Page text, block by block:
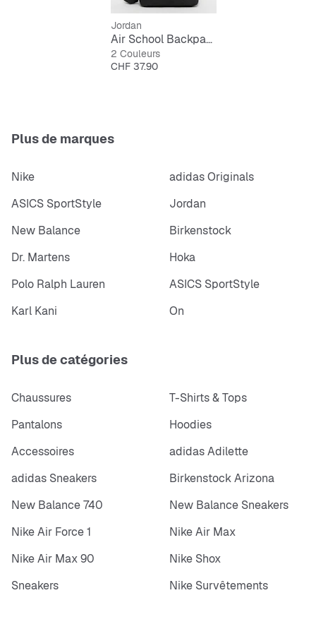
Jordan
Air School Backpack
2 Couleurs
Prix
CHF 37.90
Plus de marques
Nike
adidas Originals
ASICS SportStyle
Jordan
New Balance
Birkenstock
Dr. Martens
Hoka
Polo Ralph Lauren
ASICS SportStyle
Karl Kani
On
Plus de catégories
Chaussures
T-Shirts & Tops
Pantalons
Hoodies
Accessoires
adidas Adilette
adidas Sneakers
Birkenstock Arizona
New Balance 740
New Balance Sneakers
Nike Air Force 1
Nike Air Max
Nike Air Max 90
Nike Shox
Sneakers
Nike Survêtements